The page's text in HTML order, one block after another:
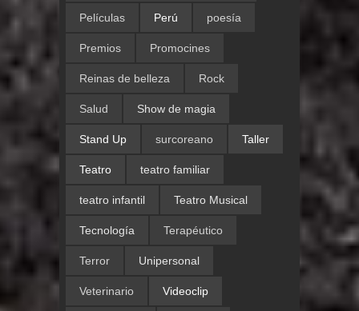
Películas Perú poesía
Premios Promocines
Reinas de belleza Rock
Salud Show de magia
Stand Up surcoreano Taller
Teatro teatro familiar
teatro infantil Teatro Musical
Tecnología Terapéutico
Terror Unipersonal
Veterinario Videoclip